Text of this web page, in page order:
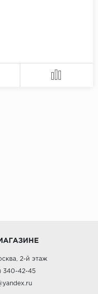
2-й этаж
340-42-45